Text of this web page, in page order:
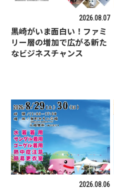
2026.08.07
黒崎がいま面白い！ファミ
リー層の増加で広がる新た
なビジネスチャンス
2026.08.06